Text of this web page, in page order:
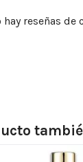
hay reseñas